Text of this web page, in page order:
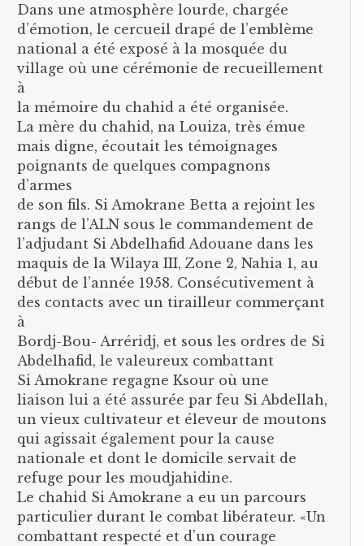
Dans une atmosphère lourde, chargée
d’émotion, le cercueil drapé de l’emblème
national a été exposé à la mosquée du
village où une cérémonie de recueillement
à
la mémoire du chahid a été organisée.
La mère du chahid, na Louiza, très émue
mais digne, écoutait les témoignages
poignants de quelques compagnons
d’armes
de son fils. Si Amokrane Betta a rejoint les
rangs de l’ALN sous le commandement de
l’adjudant Si Abdelhafid Adouane dans les
maquis de la Wilaya III, Zone 2, Nahia 1, au
début de l’année 1958. Consécutivement à
des contacts avec un tirailleur commerçant
à
Bordj-Bou- Arréridj, et sous les ordres de Si
Abdelhafid, le valeureux combattant
Si Amokrane regagne Ksour où une
liaison lui a été assurée par feu Si Abdellah,
un vieux cultivateur et éleveur de moutons
qui agissait également pour la cause
nationale et dont le domicile servait de
refuge pour les moudjahidine.
Le chahid Si Amokrane a eu un parcours
particulier durant le combat libérateur. «Un
combattant respecté et d’un courage